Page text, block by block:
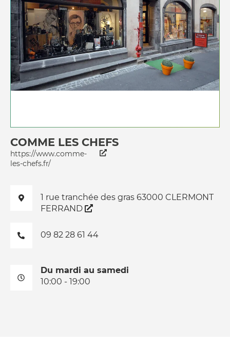
COMME LES CHEFS
https://www.comme-
les-chefs.fr/
1 rue tranchée des gras 63000 CLERMONT
FERRAND
09 82 28 61 44
Du mardi au samedi
10:00 - 19:00